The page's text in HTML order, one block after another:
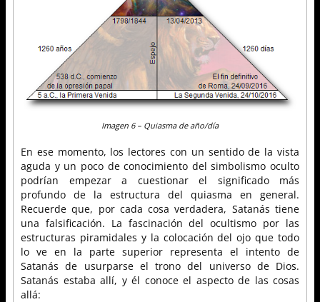
Imagen 6 – Quiasma de año/día
En ese momento, los lectores con un sentido de la vista
aguda y un poco de conocimiento del simbolismo oculto
podrían empezar a cuestionar el significado más
profundo de la estructura del quiasma en general.
Recuerde que, por cada cosa verdadera, Satanás tiene
una falsificación. La fascinación del ocultismo por las
estructuras piramidales y la colocación del ojo que todo
lo ve en la parte superior representa el intento de
Satanás de usurparse el trono del universo de Dios.
Satanás estaba allí, y él conoce el aspecto de las cosas
allá: